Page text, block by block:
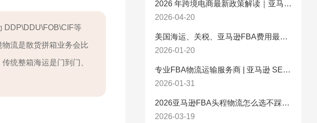
DDP\DDU\FOB\CIF等
流是散货拼箱业务会比
统整箱海运是门到门、
2026 年跨境电商最新政策解读｜亚马逊卖家必看：合规、成本与物流新机遇
2026-04-20
美国海运、关税、亚马逊FBA费用最新政策解读与应对策略（2026版）
2026-01-20
专业FBA物流运输服务商 | 亚马逊 SEND 官方合作伙伴纽酷国际物流
2026-01-31
2026亚马逊FBA头程物流怎么选不踩坑？SEND/FIST/SPN官方认证物流商，只有这家敢承诺“准达率第一”
2026-03-19